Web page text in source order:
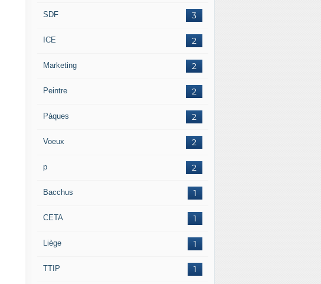
3
SDF
2
ICE
2
Marketing
2
Peintre
2
Pàques
2
Voeux
2
p
1
Bacchus
1
CETA
1
Liège
1
TTIP